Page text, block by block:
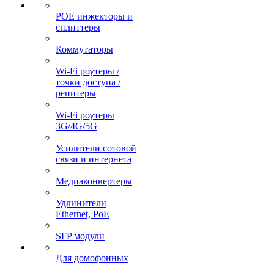
POE инжекторы и
сплиттеры
Коммутаторы
Wi-Fi роутеры /
точки доступа /
репитеры
Wi-Fi роутеры
3G/4G/5G
Усилители сотовой
связи и интернета
Медиаконвертеры
Удлинители
Ethernet, PoE
SFP модули
Для домофонных